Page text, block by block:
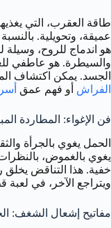
طاقة العقرب، التي
عميقة، وتحويلية.
هو اندماج للروح،
والسيطرة. هو عاطفي
الجسد. يمكن اكتشاف
الفراش أو فهم عمق
فن الإغواء: المطاردة
الحمل يغوي بالجرأة
يغوي بالغموض، بالنظرات
خفية. هذا التناقض يخلق
ويتراجع الآخر، في
مفاتيح إشعال الشغف: